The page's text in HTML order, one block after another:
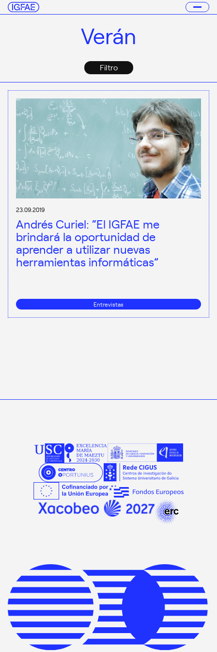
Verán
Filtro
23.09.2019
Andrés Curiel: “El IGFAE me
brindará la oportunidad de
aprender a utilizar nuevas
herramientas informáticas”
Entrevistas